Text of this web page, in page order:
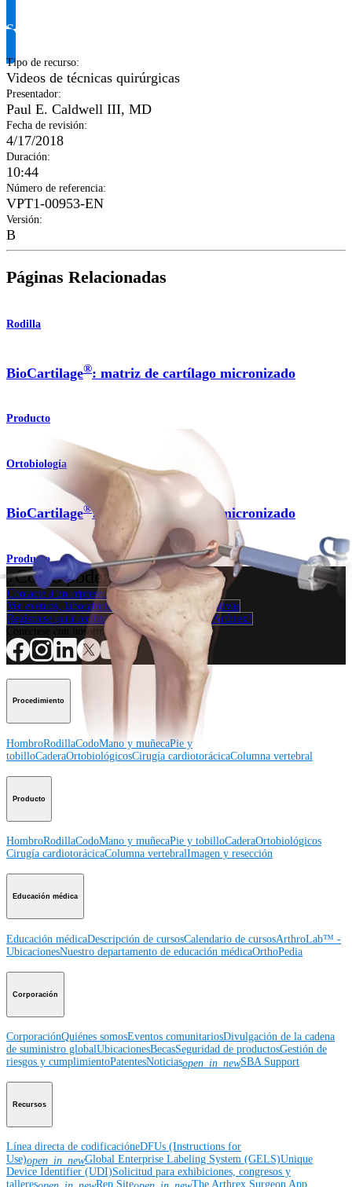
Solicitar información del producto
Tipo de recurso:
Videos de técnicas quirúrgicas
Presentador:
Paul E. Caldwell III, MD
Fecha de revisión:
4/17/2018
Duración:
10:44
Número de referencia:
VPT1-00953-EN
Versión:
B
Páginas Relacionadas
Rodilla
BioCartilage®: matriz de cartílago micronizado
Producto
Ortobiología
BioCartilage®: matriz de cartílago micronizado
Producto
¿Cómo podemos ayudarlo?
Contacte a un representante
Ver eventos, laboratorios y oportunidades educativas
Regístrese para recibir: ¿Qué hay de nuevo en Arthrex?
Conéctese con nosotros
Procedimiento
HombroRodillaCodoMano y muñecaPie y
tobilloCaderaOrtobiológicosCirugía cardiotorácicaColumna vertebral
Producto
HombroRodillaCodoMano y muñecaPie y tobilloCaderaOrtobiológicos
Cirugía cardiotorácicaColumna vertebralImagen y resección
Educación médica
Educación médicaDescripción de cursosCalendario de cursosArthroLab™ -
UbicacionesNuestro departamento de educación médicaOrthoPedia
Corporación
CorporaciónQuiénes somosEventos comunitariosDivulgación de la cadena
de suministro globalUbicacionesBecasSeguridad de productosGestión de
riesgos y cumplimientoPatentesNoticiasopen_in_newSBA Support
Recursos
Línea directa de codificacióneDFUs (Instructions for
Use)open_in_newGlobal Enterprise Labeling System (GELS)Unique
Device Identifier (UDI)Solicitud para exhibiciones, congresos y
talleres
Rep Site The Arthrex Surgeon App